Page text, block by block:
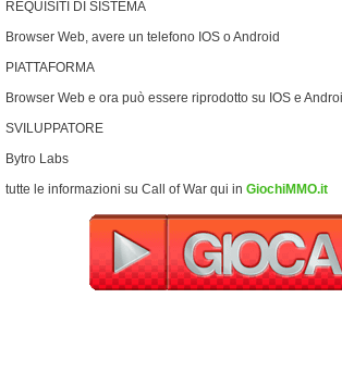
REQUISITI DI SISTEMA
Browser Web, avere un telefono IOS o Android
PIATTAFORMA
Browser Web e ora può essere riprodotto su IOS e
SVILUPPATORE
Bytro Labs
tutte le informazioni su Call of War qui in GiochiMMO.it